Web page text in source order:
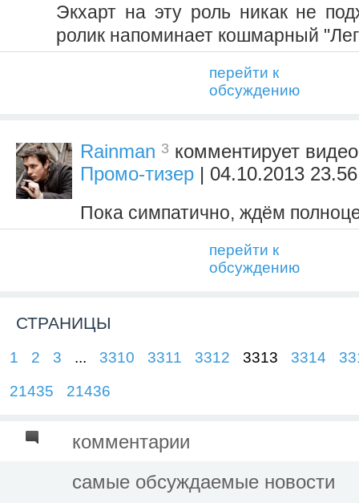
Экхарт на эту роль никак не
ролик напоминает кошмарный
перейти к
обсуждению
Rainman 3 комментирует
Промо-тизер | 04.10.2013 23.56
Пока симпатично, ждём
перейти к
обсуждению
СТРАНИЦЫ
1 2 3 ... 3310 3311 3312 3313 3314
21435
21436
комментарии
самые обсуждаемые новости